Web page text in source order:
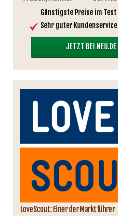
Günstigste Preise im Test
Sehr guter Kundenservice
JETZT BEI
LoveScout: Einer der Marktführer